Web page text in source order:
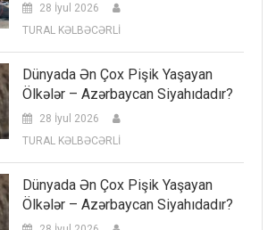
28 İyul 2026
TURAL KƏLBƏCƏRLİ
Dünyada Ən Çox Pişik Yaşayan
Ölkələr – Azərbaycan Siyahıdadır?
28 İyul 2026
TURAL KƏLBƏCƏRLİ
Dünyada Ən Çox Pişik Yaşayan
Ölkələr – Azərbaycan Siyahıdadır?